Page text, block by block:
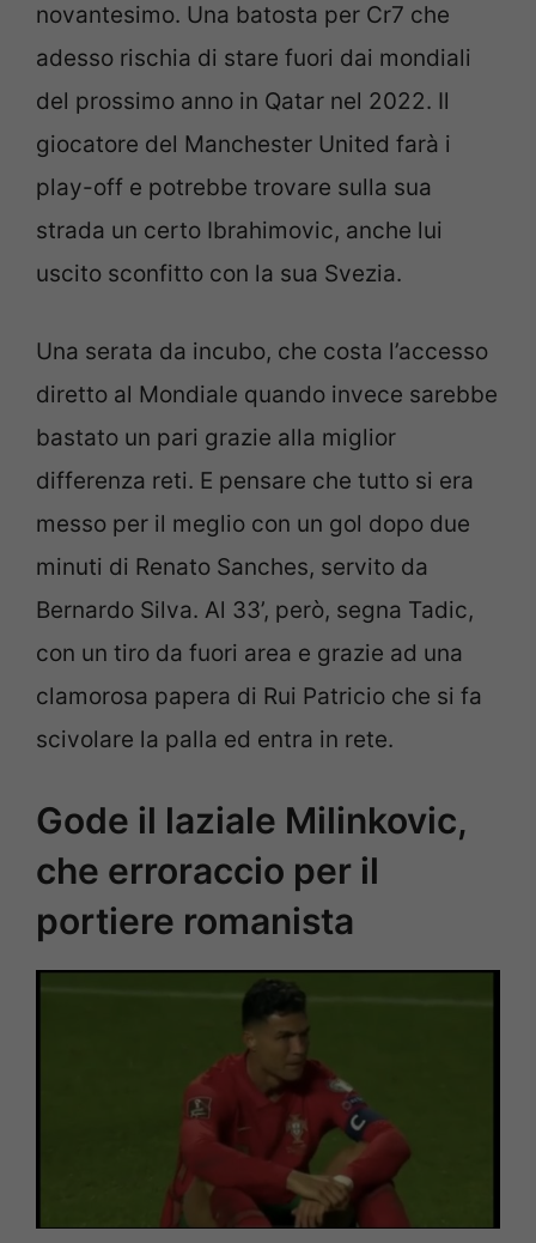
novantesimo. Una batosta per Cr7 che
adesso rischia di stare fuori dai mondiali
del prossimo anno in Qatar nel 2022. Il
giocatore del Manchester United farà i
play-off e potrebbe trovare sulla sua
strada un certo Ibrahimovic, anche lui
uscito sconfitto con la sua Svezia.
Una serata da incubo, che costa l’accesso
diretto al Mondiale quando invece sarebbe
bastato un pari grazie alla miglior
differenza reti. E pensare che tutto si era
messo per il meglio con un gol dopo due
minuti di Renato Sanches, servito da
Bernardo Silva. Al 33’, però, segna Tadic,
con un tiro da fuori area e grazie ad una
clamorosa papera di Rui Patricio che si fa
scivolare la palla ed entra in rete.
Gode il laziale Milinkovic,
che erroraccio per il
portiere romanista